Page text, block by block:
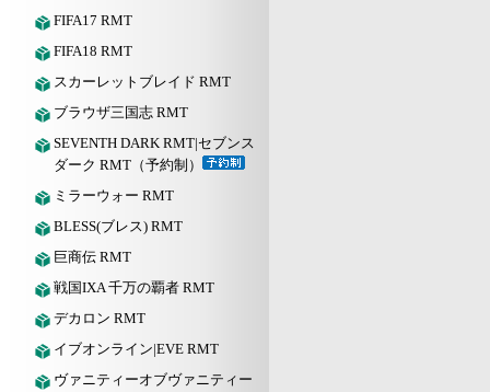
FIFA17 RMT
FIFA18 RMT
スカーレットブレイド RMT
ブラウザ三国志 RMT
SEVENTH DARK RMT|セブンス
ダーク RMT（予約制）
ミラーウォー RMT
BLESS(ブレス) RMT
巨商伝 RMT
戦国IXA 千万の覇者 RMT
デカロン RMT
イブオンライン|EVE RMT
ヴァニティーオブヴァニティー